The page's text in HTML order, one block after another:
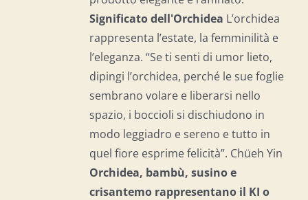
Significato dell'Orchidea L’orchidea
rappresenta l’estate, la femminilità e
l’eleganza. “Se ti senti di umor lieto,
dipingi l’orchidea, perché le sue foglie
sembrano volare e liberarsi nello
spazio, i boccioli si dischiudono in
modo leggiadro e sereno e tutto in
quel fiore esprime felicità”. Chüeh Yin
Orchidea, bambù, susino e
crisantemo rappresentano il KI o